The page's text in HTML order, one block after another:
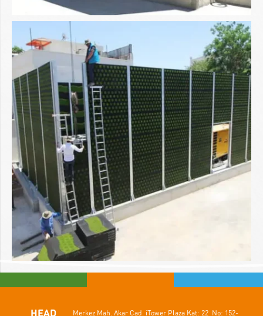
HEAD Merkez Mah. Akar Cad. iTower Plaza Kat: 22 No: 152-